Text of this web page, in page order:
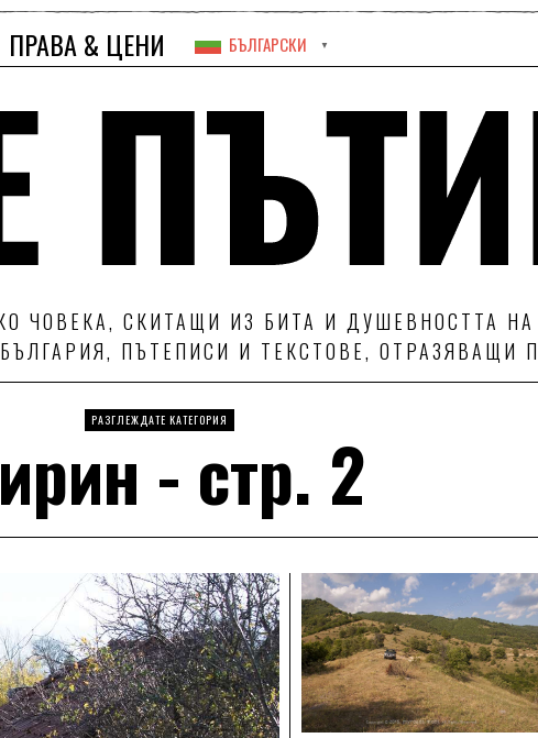
ПРАВА & ЦЕНИ БЪЛГАРСКИ ▼
ЧОВЕКА, СКИТАЩИ ИЗ БИТА И ДУШЕВНОСТТА
ПЪТЕПИСИ И ТЕКСТОВЕ, ОТРАЗЯВАЩИ
РАЗГЛЕЖДАТЕ КАТЕГОРИЯ
- стр. 2